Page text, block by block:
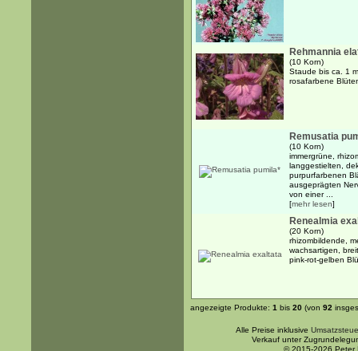
Rehmannia
(10 Korn)
Staude bis ca. 1
rosafarbene
Remusatia
(10 Korn)
immergrüne,
langgestielten,
purpurfarbenen
ausgeprägten
von einer ...
[mehr lesen]
Renealmia
(20 Korn)
rhizombildende,
wachsartigen,
pink-rot-gelben
angezeigte Produkte: 1 bis 20 (von 92
Alle Preise inklusive
Verkauf unter
© 2015-2026 Peter